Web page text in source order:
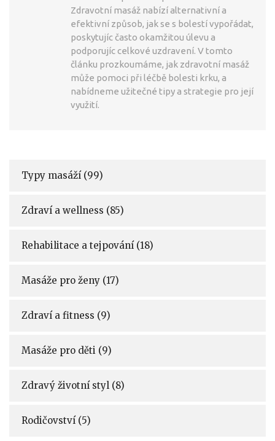
Zdravotní masáž nabízí alternativní a
efektivní způsob, jak se s bolestí vypořádat,
poskytujíc často okamžitou úlevu a
podporujíc celkové uzdravení. V tomto
článku prozkoumáme, jak zdravotní masáž
může pomoci při léčbě bolesti krku, a
nabídneme užitečné tipy a strategie pro její
využití.
Typy masáží (99)
Zdraví a wellness (85)
Rehabilitace a tejpování (18)
Masáže pro ženy (17)
Zdraví a fitness (9)
Masáže pro děti (9)
Zdravý životní styl (8)
Rodičovství (5)